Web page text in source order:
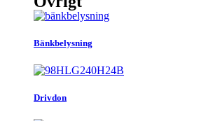
Bänkbelysning
Drivdon